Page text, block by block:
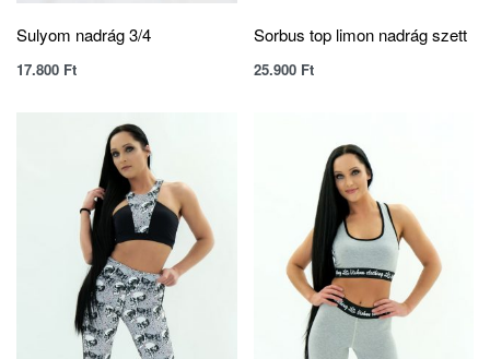
Sulyom nadrág 3/4
17.800 Ft
Sorbus top limon nadrág szett
25.900 Ft